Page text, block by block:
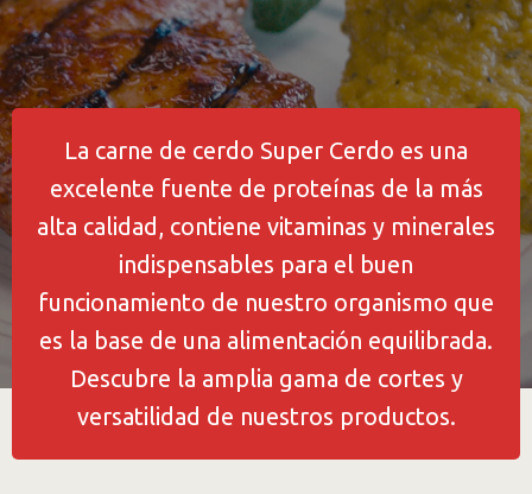
La carne de cerdo Super Cerdo es una
excelente fuente de proteínas de la más
alta calidad, contiene vitaminas y minerales
indispensables para el buen
funcionamiento de nuestro organismo que
es la base de una alimentación equilibrada.
Descubre la amplia gama de cortes y
versatilidad de nuestros productos.